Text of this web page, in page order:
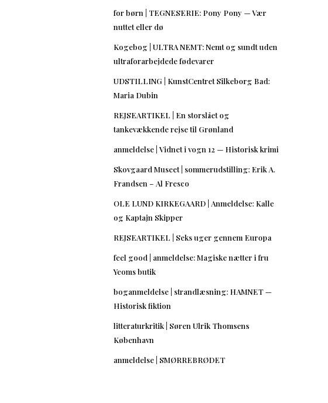
for børn | TEGNESERIE: Pony Pony — Vær
nuttet eller dø
Kogebog | ULTRA NEMT: Nemt og sundt uden
ultraforarbejdede fødevarer
UDSTILLING | KunstCentret Silkeborg Bad:
Maria Dubin
REJSEARTIKEL | En storslået og
tankevækkende rejse til Grønland
anmeldelse | Vidnet i vogn 12 — Historisk krimi
Skovgaard Museet | sommerudstilling: Erik A.
Frandsen – Al Fresco
OLE LUND KIRKEGAARD | Anmeldelse: Kalle
og Kaptajn Skipper
REJSEARTIKEL | Seks uger gennem Europa
feel good | anmeldelse: Magiske nætter i fru
Yeoms butik
boganmeldelse | strandlæsning: HAMNET —
Historisk fiktion
litteraturkritik | Søren Ulrik Thomsens
København
anmeldelse | SMØRREBRØDET